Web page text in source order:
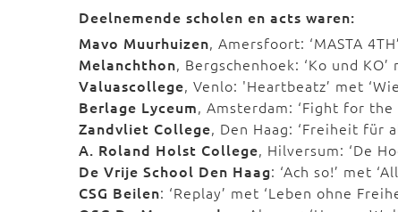
Deelnemende scholen en acts waren:
Mavo Muurhuizen, Amersfoort: ‘MASTA
Melanchthon, Bergschenhoek: ‘Ko und KO’
Valuascollege, Venlo: 'Heartbeatz’ met
Berlage Lyceum, Amsterdam: ‘Fight for the
Zandvliet College, Den Haag: ‘Freiheit für
A. Roland Holst College, Hilversum: ‘De
De Vrije School Den Haag: ‘Ach so!’ met
CSG Beilen: ‘Replay’ met ‘Leben ohne